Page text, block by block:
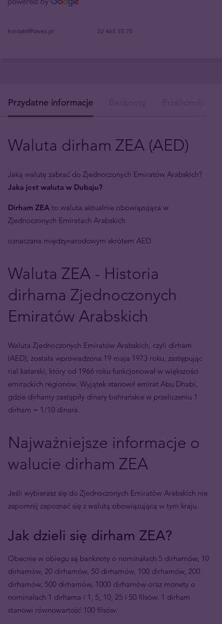
kontakt@tavex.pl 22 465 55 75
Przydatne informacje
Waluta dirham ZEA (AED)
Jaką walutę zabrać do Zjednoczonych Emiratów Arabskich?
Jaka jest waluta w Dubaju?
Dirham ZEA to waluta aktualnie obowiązująca w
Zjednoczonych Emiratach Arabskich
oznaczana międzynarodowym skrótem AED.
Waluta ZEA - Historia
dirhama Zjednoczonych
Emiratów Arabskich
Waluta Zjednoczonych Emiratów Arabskich, czyli dirham
(AED), została wprowadzona 19 maja 1973 roku, zastępując
rial katarski, który od 1966 roku funkcjonował w większości
emirackich regionów. Wyjątek stanowił emirat Abu Dhabi,
gdzie dirhamy zastąpiły dinary bahrańskie w przeliczeniu 1
dirham = 1/10 dinara.
Najważniejsze informacje o
walucie dirham ZEA
Jeśli wybierasz się do Zjednoczonych Emiratów Arabskich nie
zapomnij zapoznać się z walutą obowiązującą w tym kraju.
Jak dzieli się dirham ZEA?
Obecnie w obiegu są banknoty o nominałach 5 dirhamów, 10
dirhamów, 20 dirhamów, 50 dirhamów, 100 dirhamów, 200
dirhamów, 500 dirhamów, 1000 dirhamów oraz monety o
nominałach 1 dirhama i 1, 5, 10, 25 i 50 filsów. 1 dirham
stanowi równowartość 100 filsów.